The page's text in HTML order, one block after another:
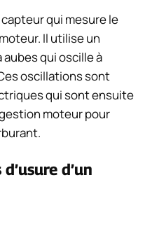
qui mesure le
Il utilise un
qui oscille à
oscillations sont
qui sont ensuite
moteur pour
d’un